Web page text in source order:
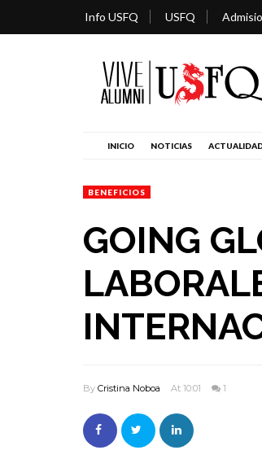
Info USFQ USFQ
INICIO NOTICIAS
BENEFICIOS
GOING
By Cristina Noboa At 10:01 1